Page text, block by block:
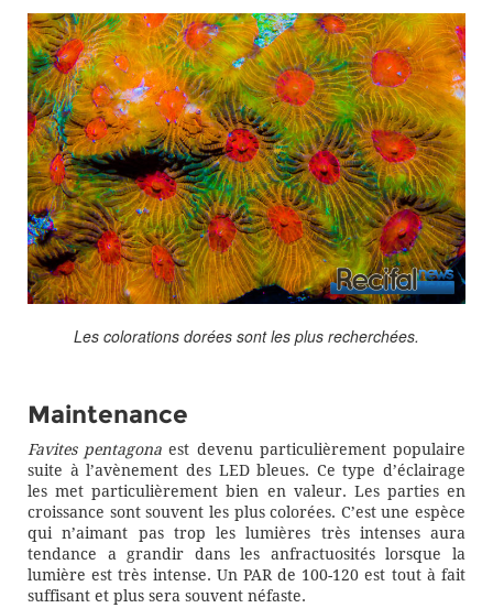
Les colorations dorées sont les plus recherchées.
Maintenance
Favites pentagona est devenu particulièrement populaire
suite à l’avènement des LED bleues. Ce type d’éclairage
les met particulièrement bien en valeur. Les parties en
croissance sont souvent les plus colorées. C’est une espèce
qui n’aimant pas trop les lumières très intenses aura
tendance a grandir dans les anfractuosités lorsque la
lumière est très intense. Un PAR de 100-120 est tout à fait
suffisant et plus sera souvent néfaste.